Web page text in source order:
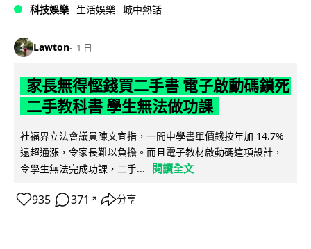
科技娛樂 生活娛樂 城中熱話
Lawton 1 日
家長無得慳錢買二手書 電子啟動碼鎖死
二手教科書 學生無法做功課
社福界立法會議員陳文宜指，一間中學書單價錢按年加 14.7%
遠超通漲，令家長難以負擔。而且電子教材啟動碼這項設計，
令學生無法完成功課，二手...
閱讀全文
935 371 ↗ 分享